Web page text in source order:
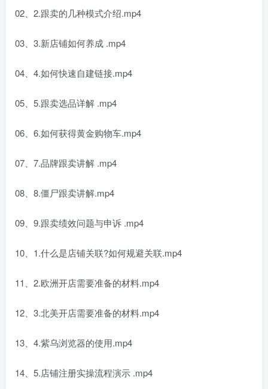
02、2.跟卖的几种模式介绍.mp4
03、3.新店铺如何养成 .mp4
04、4.如何快速自建链接.mp4
05、5.跟卖选品详解 .mp4
06、6.如何获得黄金购物车.mp4
07、7.品牌跟卖讲解 .mp4
08、8.僵尸跟卖讲解.mp4
09、9.跟卖绩效问题与申诉 .mp4
10、1.什么是店铺关联?如何规避关联.mp4
11、2.欧洲开店需要准备的材料.mp4
12、3.北美开店需要准备的材料.mp4
13、4.紫乌浏览器的使用.mp4
14、5.店铺注册实操流程演示 .mp4